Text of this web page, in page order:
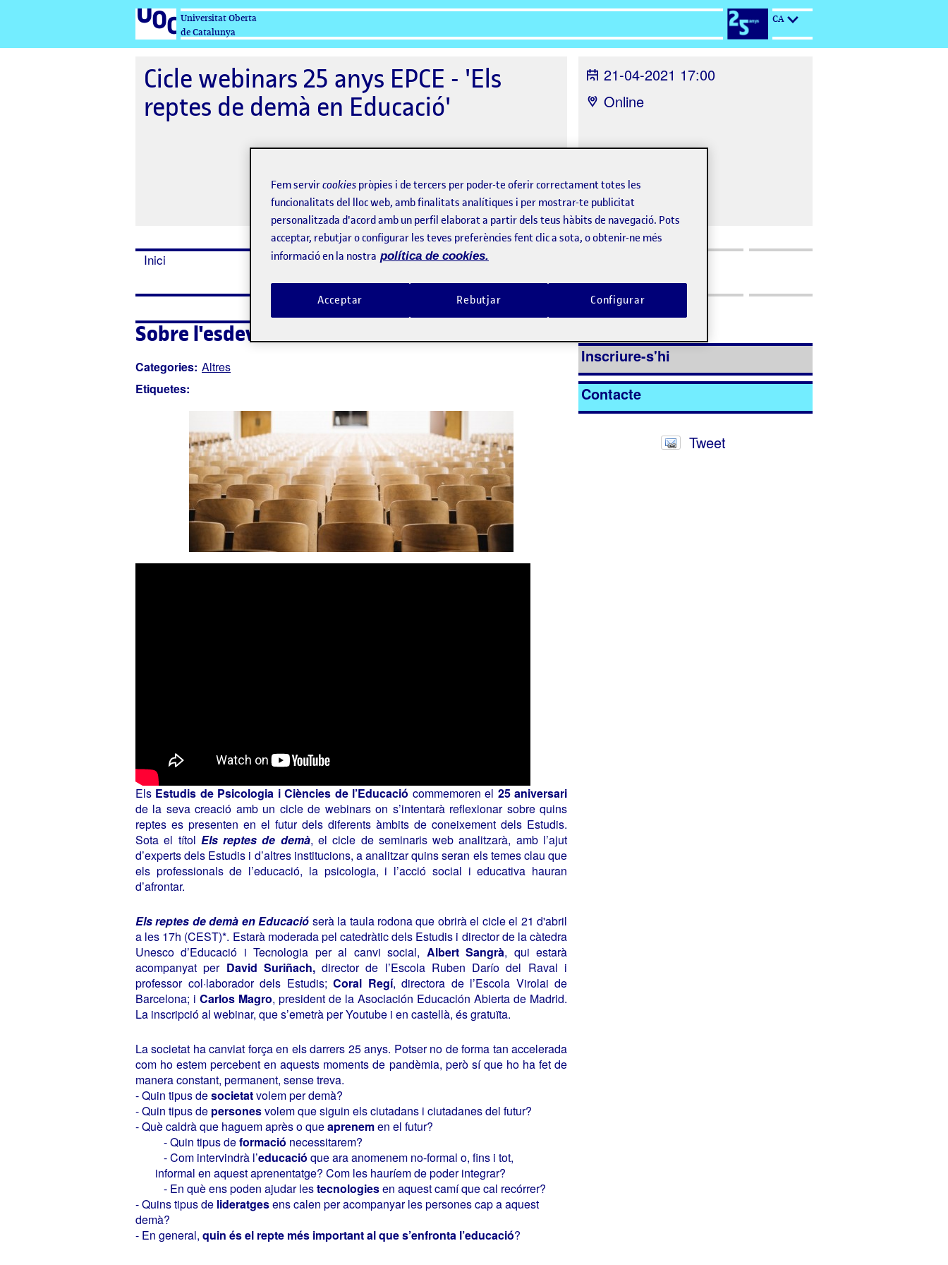
Universitat Oberta
de Catalunya
CA
Cicle webinars 25 anys EPCE - 'Els
reptes de demà en Educació'
21-04-2021 17:00
Online
Inici Ponents
Sobre l'esdeveniment
Categories: Altres
Etiquetes:
Els Estudis de Psicologia i Ciències de l’Educació commemoren el 25 aniversari
de la seva creació amb un cicle de webinars on s’intentarà reflexionar sobre quins
reptes es presenten en el futur dels diferents àmbits de coneixement dels Estudis.
Sota el títol Els reptes de demà, el cicle de seminaris web analitzarà, amb l’ajut
d’experts dels Estudis i d’altres institucions, a analitzar quins seran els temes clau que
els professionals de l’educació, la psicologia, i l’acció social i educativa hauran
d’afrontar.
Els reptes de demà en Educació serà la taula rodona que obrirà el cicle el 21 d'abril
a les 17h (CEST)*. Estarà moderada pel catedràtic dels Estudis i director de la càtedra
Unesco d’Educació i Tecnologia per al canvi social, Albert Sangrà, qui estarà
acompanyat per David Suriñach,director de l’Escola Ruben Darío del Raval i
professor col·laborador dels Estudis; Coral Regí, directora de l’Escola Virolai de
Barcelona; i Carlos Magro, president de la Asociación Educación Abierta de Madrid.
La inscripció al webinar, que s’emetrà per Youtube i en castellà, és gratuïta.
La societat ha canviat força en els darrers 25 anys. Potser no de forma tan accelerada
com ho estem percebent en aquests moments de pandèmia, però sí que ho ha fet de
manera constant, permanent, sense treva.
- Quin tipus desocietatvolem per demà?
- Quin tipus de personesvolem que siguin els ciutadans i ciutadanes del futur?
- Què caldrà que haguem après o queaprenemen el futur?
- Quin tipus deformació necessitarem?
- Com intervindrà l’educació que ara anomenem no-formal o, fins i tot,
informal en aquest aprenentatge? Com les hauríem de poder integrar?
- En què ens poden ajudar lestecnologiesen aquest camí que cal recórrer?
- Quins tipus de lideratgesens calen per acompanyar les persones cap a aquest
demà?
- En general, quin és el repte més important al que s’enfronta l’educació?
Inscriure-s'hi
Contacte
Tweet
Fem servircookies pròpies i de tercers per poder-te oferir correctament totes les
funcionalitats del lloc web, amb finalitats analítiques i per mostrar-te publicitat
personalitzada d'acord amb un perfil elaborat a partir dels teus hàbits de navegació. Pots
acceptar, rebutjar o configurar les teves preferències fent clic a sota, o obtenir-ne més
informació en la nostra política de cookies.
Rebutjar
Acceptar Configurar